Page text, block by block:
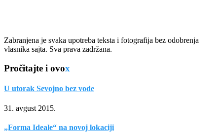
Zabranjena je svaka upotreba teksta i fotografija bez odobrenja
vlasnika sajta. Sva prava zadržana.
Pročitajte i ovox
U utorak Sevojno bez vode
31. avgust 2015.
„Forma Ideale“ na novoj lokaciji